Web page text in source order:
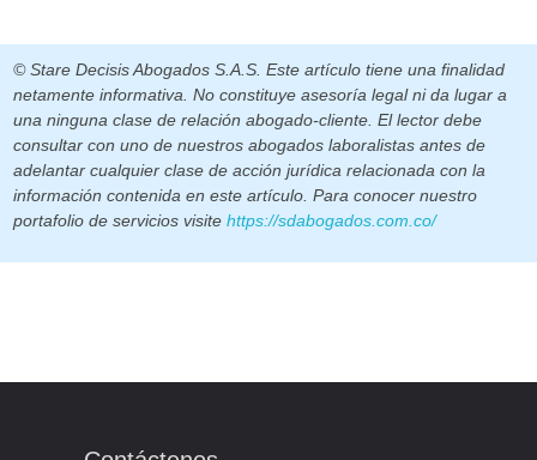
© Stare Decisis Abogados S.A.S. Este artículo tiene una finalidad
netamente informativa. No constituye asesoría legal ni da lugar a
una ninguna clase de relación abogado-cliente. El lector debe
consultar con uno de nuestros abogados laboralistas antes de
adelantar cualquier clase de acción jurídica relacionada con la
información contenida en este artículo. Para conocer nuestro
portafolio de servicios visite https://sdabogados.com.co/